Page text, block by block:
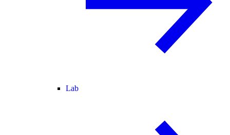
Lab